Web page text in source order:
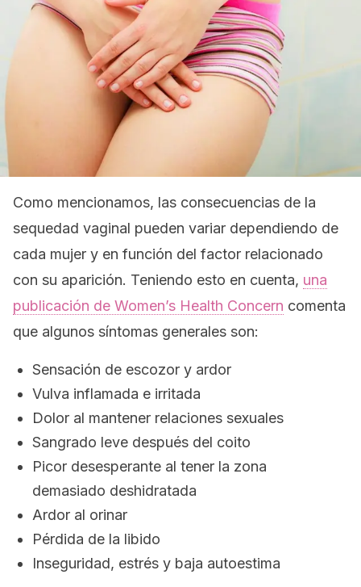
Como mencionamos, las consecuencias de la
sequedad vaginal pueden variar dependiendo de
cada mujer y en función del factor relacionado
con su aparición. Teniendo esto en cuenta, una
publicación de Women’s Health Concern comenta
que algunos síntomas generales son:
Sensación de escozor y ardor
Vulva inflamada e irritada
Dolor al mantener relaciones sexuales
Sangrado leve después del coito
Picor desesperante al tener la zona
demasiado deshidratada
Ardor al orinar
Pérdida de la libido
Inseguridad, estrés y baja autoestima